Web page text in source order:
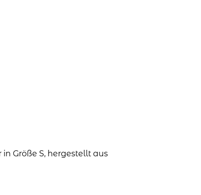
Größe S, hergestellt aus